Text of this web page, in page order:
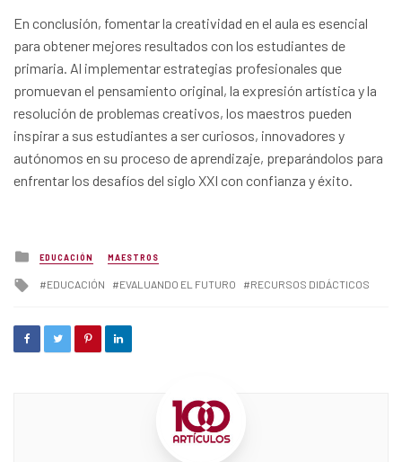
En conclusión, fomentar la creatividad en el aula es esencial
para obtener mejores resultados con los estudiantes de
primaria. Al implementar estrategias profesionales que
promuevan el pensamiento original, la expresión artística y la
resolución de problemas creativos, los maestros pueden
inspirar a sus estudiantes a ser curiosos, innovadores y
autónomos en su proceso de aprendizaje, preparándolos para
enfrentar los desafíos del siglo XXI con confianza y éxito.
Posted
in
EDUCACIÓN MAESTROS
Tagged
EDUCACIÓN EVALUANDO EL FUTURO RECURSOS DIDÁCTICOS